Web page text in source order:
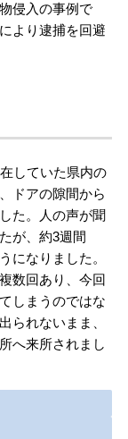
侵入の事例で
より逮捕を回避
していた県内の
ドアの隙間から
た。人の声が聞
が、約3週間
になりました。
数回あり、今回
しまうのではな
られないまま、
へ来所されまし